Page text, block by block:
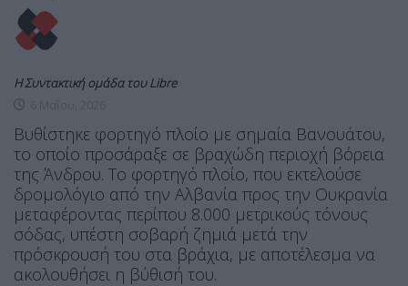
Η Συντακτική ομάδα του Libre
Βυθίστηκε φορτηγό πλοίο με σημαία Βανουάτου,
το οποίο προσάραξε σε βραχώδη περιοχή βόρεια
της Άνδρου. Το φορτηγό πλοίο, που εκτελούσε
δρομολόγιο από την Αλβανία προς την Ουκρανία
μεταφέροντας περίπου 8.000 μετρικούς τόνους
σόδας, υπέστη σοβαρή ζημιά μετά την
πρόσκρουσή του στα βράχια, με αποτέλεσμα να
ακολουθήσει η βύθισή του.